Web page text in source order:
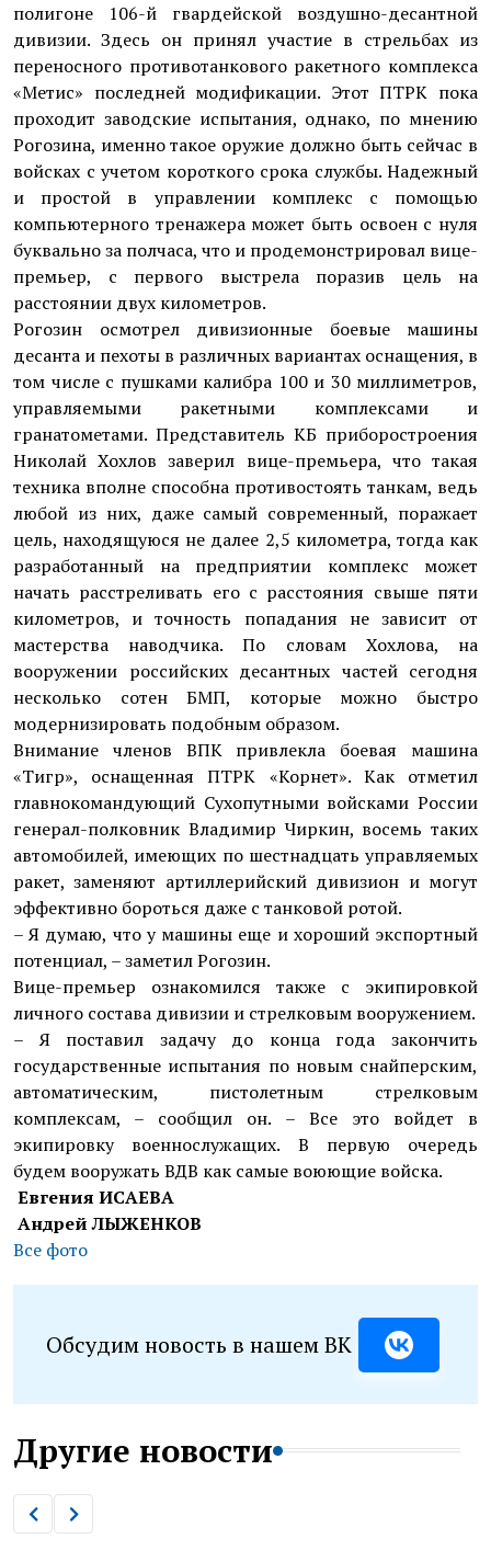
полигоне 106-й гвардейской воздушно-десантной
дивизии. Здесь он принял участие в стрельбах из
переносного противотанкового ракетного комплекса
«Метис» последней модификации. Этот ПТРК пока
проходит заводские испытания, однако, по мнению
Рогозина, именно такое оружие должно быть сейчас в
вой­сках с учетом короткого срока службы. Надежный
и простой в управлении комплекс с помощью
компьютерного тренажера может быть освоен с нуля
буквально за полчаса, что и продемонстрировал вице-
премьер, с первого выстрела поразив цель на
расстоянии двух километров.
Рогозин осмотрел дивизионные боевые машины
десанта и пехоты в различных вариантах оснащения, в
том числе с пушками калибра 100 и 30 миллиметров,
управляемыми ракетными комплексами и
гранатометами. Представитель КБ приборостроения
Николай Хохлов заверил вице-премьера, что такая
техника вполне способна противостоять танкам, ведь
любой из них, даже самый современный, поражает
цель, находящуюся не далее 2,5 километра, тогда как
разработанный на предприятии комплекс может
начать расстреливать его с расстояния свыше пяти
километров, и точность попадания не зависит от
мастерства наводчика. По словам Хохлова, на
вооружении российских десантных частей сегодня
несколько сотен БМП, которые можно быстро
модернизировать подобным образом.
Внимание членов ВПК привлекла боевая машина
«Тигр», оснащенная ПТРК «Корнет». Как отметил
главнокомандующий Сухопутными войсками России
генерал-полковник Владимир Чиркин, восемь таких
автомобилей, имеющих по шестнадцать управляемых
ракет, заменяют артиллерийский дивизион и могут
эффективно бороться даже с танковой ротой.
– Я думаю, что у машины еще и хороший экспортный
потенциал, – заметил Рогозин.
Вице-премьер ознакомился также с экипировкой
личного состава дивизии и стрелковым вооружением.
– Я поставил задачу до конца года закончить
государственные испытания по новым снайперским,
автоматическим, пистолетным стрелковым
комплексам, – сообщил он. – Все это войдет в
экипировку военнослужащих. В первую очередь
будем вооружать ВДВ как самые воюющие войска.
Евгения ИСАЕВА
Андрей ЛЫЖЕНКОВ
Все фото
Обсудим новость в нашем ВК
Другие новости